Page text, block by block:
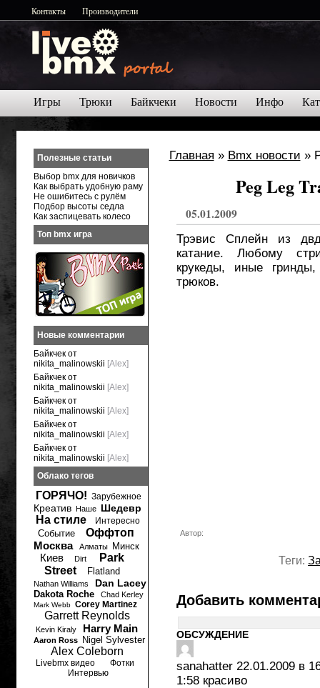
Контакты Производители
Игры Трюки Байкчеки Новости Инфо
Главная » Bmx новости »
Peg Leg
05.01.2009
Трэвис Сплейн из
катание. Любому
крукеды, иные
трюков.
Автор:
Теги:
Добавить
ОБСУЖДЕНИЕ
sanahatter 22.01.2009 в
1:58 красиво
Полезные статьи
Выбор bmx для новичков
Как выбрать удобную раму
Не ошибитесь с рулём
Подбор высоты седла
Как заспицевать колесо
Топ bmx игра
Новые комментарии
Байкчек от
nikita_malinowskii [Alex]
Байкчек от
nikita_malinowskii [Alex]
Байкчек от
nikita_malinowskii [Alex]
Байкчек от
nikita_malinowskii [Alex]
Байкчек от
nikita_malinowskii [Alex]
Облако тегов
ГОРЯЧО! Зарубежное
Креатив Наше Шедевр
На стиле Интересно
Событие
Оффтоп
Москва
Алматы Минск
Киев Dirt
Park
Street
Flatland
Nathan Williams Dan Lacey
Dakota Roche Chad Kerley
Mark Webb Corey Martinez
Garrett Reynolds
Kevin Kiraly Harry Main
Aaron Ross Nigel Sylvester
Alex Coleborn
Livebmx видео
Фотки
Интервью